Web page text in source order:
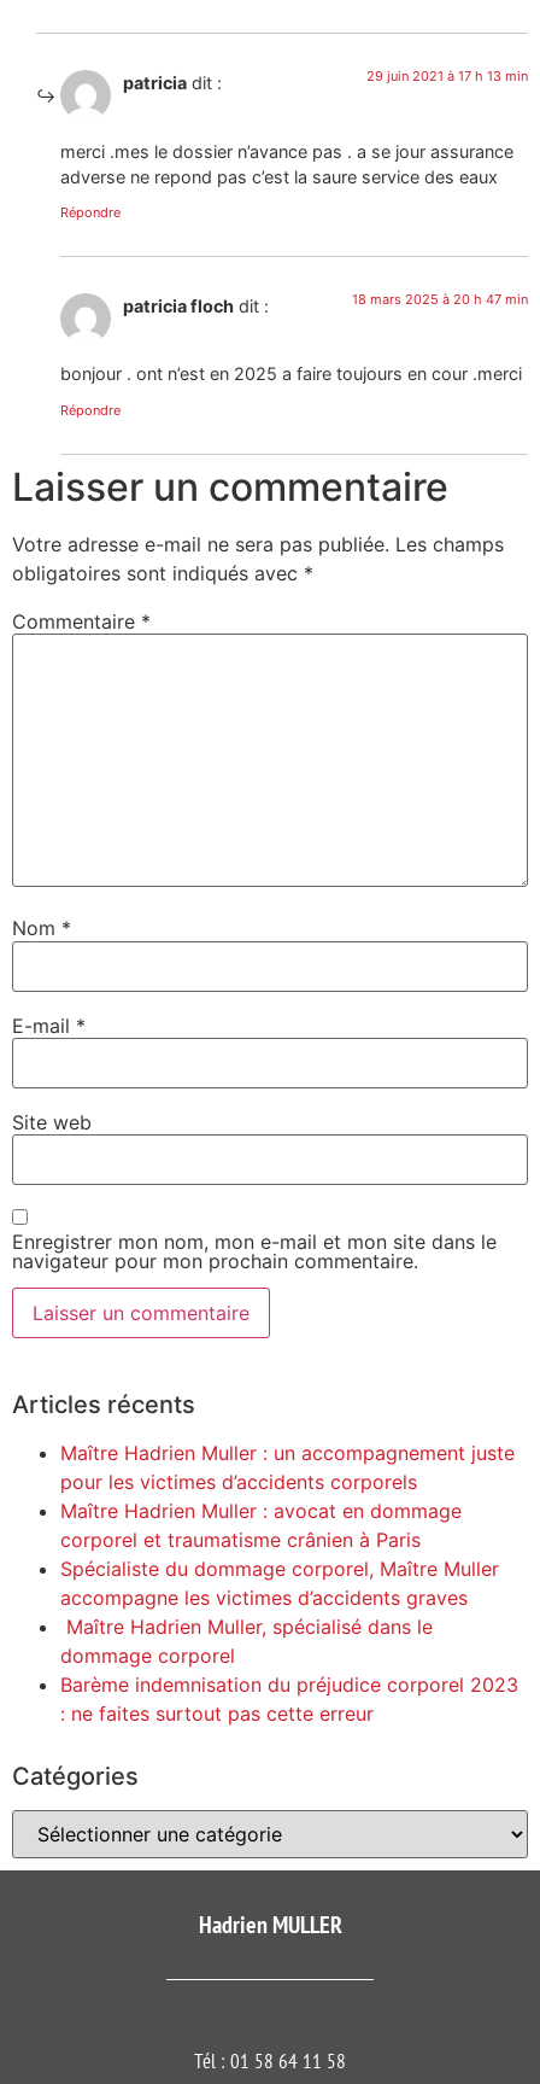
patricia dit : 29 juin 2021 à 17 h 13 min
merci .mes le dossier n’avance pas . a se jour assurance
adverse ne repond pas c’est la saure service des eaux
Répondre
patricia floch dit : 18 mars 2025 à 20 h 47 min
bonjour . ont n’est en 2025 a faire toujours en cour .merci
Répondre
Laisser un commentaire
Votre adresse e-mail ne sera pas publiée. Les champs
obligatoires sont indiqués avec *
Commentaire *
Nom *
E-mail *
Site web
Enregistrer mon nom, mon e-mail et mon site dans le
navigateur pour mon prochain commentaire.
Articles récents
Maître Hadrien Muller : un accompagnement juste
pour les victimes d’accidents corporels
Maître Hadrien Muller : avocat en dommage
corporel et traumatisme crânien à Paris
Spécialiste du dommage corporel, Maître Muller
accompagne les victimes d’accidents graves
Maître Hadrien Muller, spécialisé dans le
dommage corporel
Barème indemnisation du préjudice corporel 2023
: ne faites surtout pas cette erreur
Catégories
Hadrien MULLER​
Tél : 01 58 64 11 58